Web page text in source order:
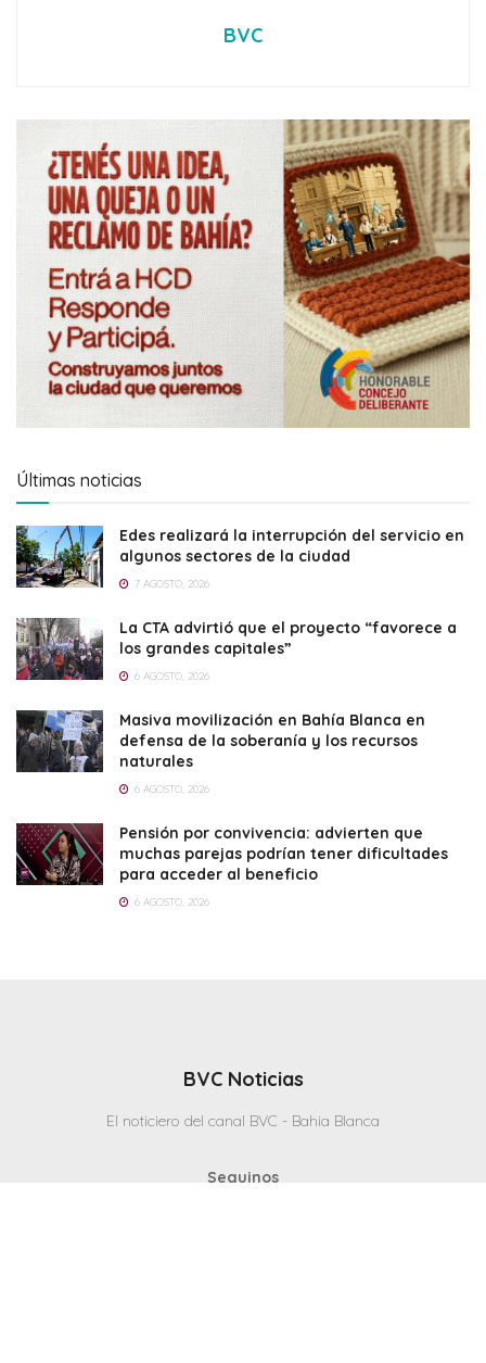
BVC
Últimas noticias
Edes realizará la interrupción del servicio en
algunos sectores de la ciudad
7 AGOSTO, 2026
La CTA advirtió que el proyecto “favorece a
los grandes capitales”
6 AGOSTO, 2026
Masiva movilización en Bahía Blanca en
defensa de la soberanía y los recursos
naturales
6 AGOSTO, 2026
Pensión por convivencia: advierten que
muchas parejas podrían tener dificultades
para acceder al beneficio
6 AGOSTO, 2026
BVC Noticias
El noticiero del canal BVC - Bahia Blanca
Seguinos